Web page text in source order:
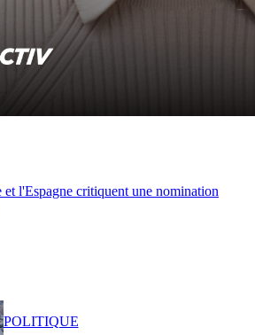
l'Espagne critiquent une nomination
POLITIQUE